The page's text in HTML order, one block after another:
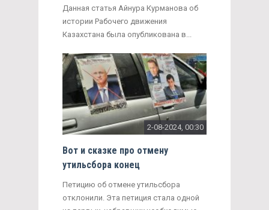
Данная статья Айнура Курманова об
истории Рабочего движения
Казахстана была опубликована в...
2-08-2024, 00:30
Вот и сказке про отмену
утильсбора конец
Петицию об отмене утильсбора
отклонили. Эта петиция стала одной